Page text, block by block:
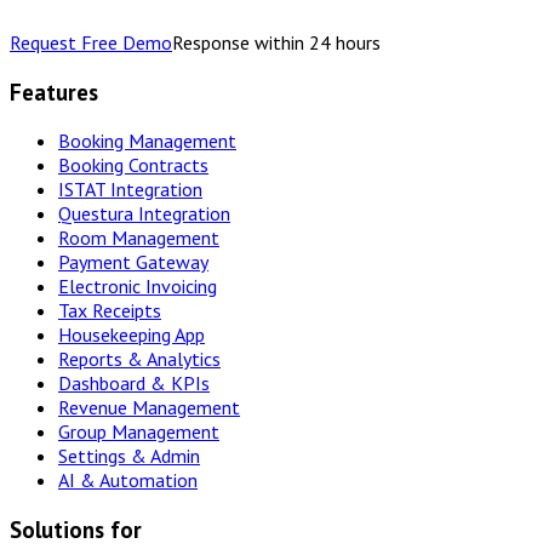
Request Free DemoResponse within 24 hours
Features
Booking Management
Booking Contracts
ISTAT Integration
Questura Integration
Room Management
Payment Gateway
Electronic Invoicing
Tax Receipts
Housekeeping App
Reports & Analytics
Dashboard & KPIs
Revenue Management
Group Management
Settings & Admin
AI & Automation
Solutions for